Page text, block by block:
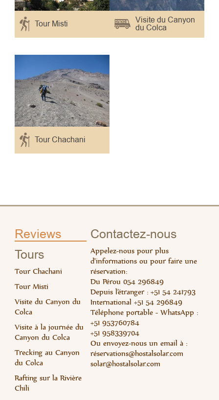
Tour Misti Visite du Canyon
du Colca
Tour Chachani
Reviews
Tours
Tour Chachani
Tour Misti
Visite du Canyon du
Colca
Visite à la journée du
Canyon du Colca
Trecking au Canyon
du Colca
Rafting sur la Rivière
Chili
Contactez-nous
Appelez-nous pour plus
d'informations ou pour faire une
réservation:
Du Pérou 054 296849
Depuis l’étranger : +51 54 241793
International +51 54 296849
Téléphone portable - WhatsApp :
+51 953760784
+51 958339704
Ou envoyez-nous un email à :
réservations@hostalsolar.com
solar@hostalsolar.com